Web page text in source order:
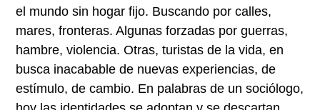
el mundo sin hogar fijo. Buscando por calles,
mares, fronteras. Algunas forzadas por guerras,
hambre, violencia. Otras, turistas de la vida, en
busca inacabable de nuevas experiencias, de
estímulo, de cambio. En palabras de un sociólogo,